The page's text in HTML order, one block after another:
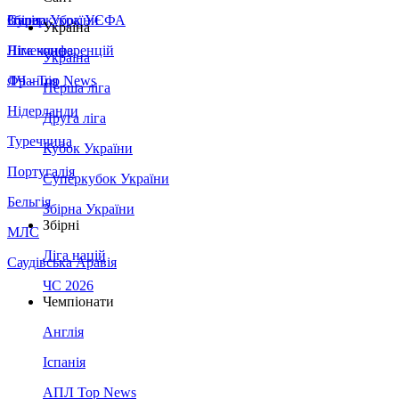
Збірна України
Італія
Німеччина
Франція
Нідерланди
Туреччина
Португалія
Бельгія
МЛС
Саудівська Аравія
Суперкубок УЄФА
Ліга конференцій
ЛЧ - Top News
Україна
Україна
Перша ліга
Друга ліга
Кубок України
Суперкубок України
Збірна України
Збірні
Ліга націй
ЧС 2026
Чемпіонати
Англія
Іспанія
АПЛ Top News